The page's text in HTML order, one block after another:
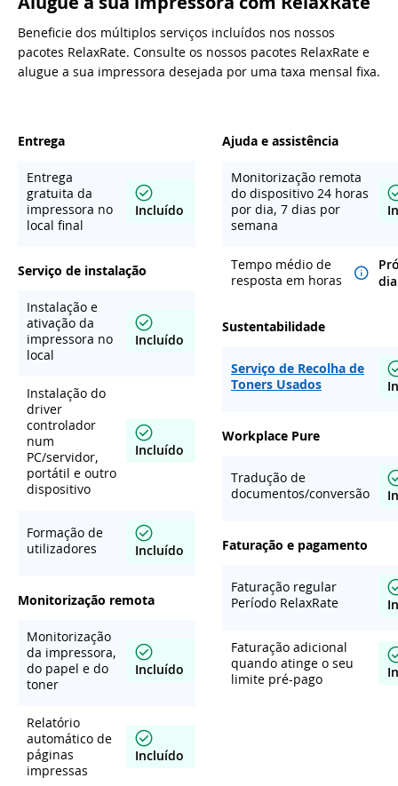
Beneficie dos múltiplos serviços incluídos nos nossos
pacotes RelaxRate. Consulte os nossos pacotes RelaxRate e
alugue a sua impressora desejada por uma taxa mensal fixa.
Entrega
Entrega
gratuita da
impressora no
local final
Incluído
Serviço de instalação
Instalação e
ativação da
impressora no
local
Incluído
Instalação do
driver
controlador
num
PC/servidor,
portátil e outro
dispositivo
Incluído
Formação de
utilizadores
Incluído
Monitorização remota
Monitorização
da impressora,
do papel e do
toner
Incluído
Relatório
automático de
páginas
impressas
Incluído
Ajuda e assistência
Monitorização remota
do dispositivo 24 horas
por dia, 7 dias por
semana
Tempo médio de
resposta em horas
Sustentabilidade
Serviço de Recolha de
Toners Usados
Workplace Pure
Tradução de
documentos/conversão
Faturação e pagamento
Faturação regular
Período RelaxRate
Faturação adicional
quando atinge o seu
limite pré-pago